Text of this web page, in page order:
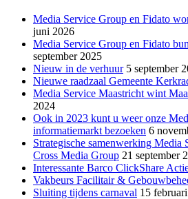
Media Service Group en Fidato
juni 2026
Media Service Group en Fidato
september 2025
Nieuw in de verhuur 5 september
Nieuwe raadzaal Gemeente
Media Service Maastricht wint
2024
Ook in 2023 kunt u weer onze
informatiemarkt bezoeken 6
Strategische samenwerking Media
Cross Media Group 21 september
Interessante Barco ClickShare
Vakbeurs Facilitair &
Sluiting tijdens carnaval 15